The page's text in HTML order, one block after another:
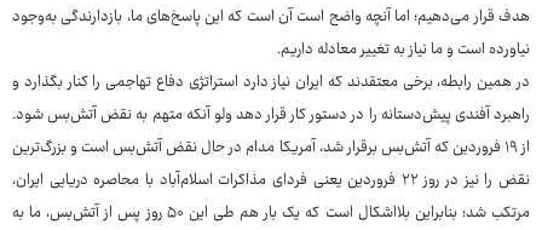
هدف قرار می‌دهیم؛ اما آنچه واضح است آن است که این پاسخ‌های ما، بازدارندگی به‌وجود
نیاورده است و ما نیاز به تغییر معادله داریم.
در همین رابطه، برخی معتقدند که ایران نیاز دارد استراتژی دفاع تهاجمی را کنار بگذارد و
راهبرد آفندی پیش‌دستانه را در دستور کار قرار دهد ولو آنکه متهم به نقض آتش‌بس شود.
از ۱۹ فروردین که آتش‌بس برقرار شد، آمریکا مدام در حال نقض آتش‌بس است و بزرگ‌ترین
نقض را نیز در روز ۲۲ فروردین یعنی فردای مذاکرات اسلام‌آباد با محاصره دریایی ایران،
مرتکب شد؛ بنابراین بلااشکال است که یک بار هم طی این ۵۰ روز پس از آتش‌بس، ما به